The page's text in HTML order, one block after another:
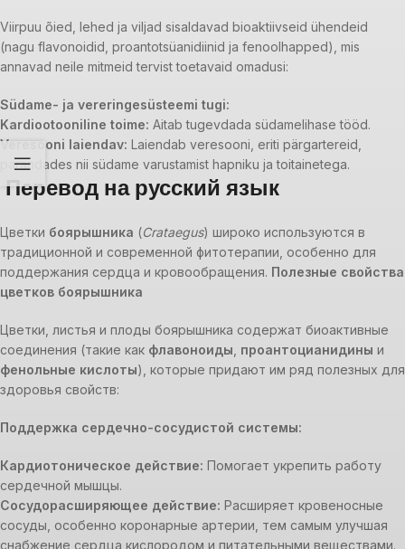
Viirpuu õied, lehed ja viljad sisaldavad bioaktiivseid ühendeid
(nagu flavonoidid, proantotsüanidiinid ja fenoolhapped), mis
annavad neile mitmeid tervist toetavaid omadusi:
Südame- ja vereringesüsteemi tugi:
Kardiootooniline toime: Aitab tugevdada südamelihase tööd.
Veresooni laiendav: Laiendab veresooni, eriti pärgartereid,
parandades nii südame varustamist hapniku ja toitainetega.
Перевод на русский язык
Цветки боярышника (Crataegus) широко используются в
традиционной и современной фитотерапии, особенно для
поддержания сердца и кровообращения. Полезные свойства
цветков боярышника
Цветки, листья и плоды боярышника содержат биоактивные
соединения (такие как флавоноиды проантоцианидины и
фенольные кислоты), которые придают им ряд полезных для
здоровья свойств:
Поддержка сердечно-сосудистой системы:
Кардиотоническое действие: Помогает укрепить работу
сердечной мышцы.
Сосудорасширяющее действие: Расширяет кровеносные
сосуды, особенно коронарные артерии, тем самым улучшая
снабжение сердца кислородом и питательными веществами.